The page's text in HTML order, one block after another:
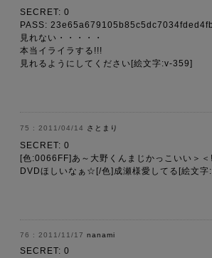
SECRET: 0
PASS:
見れない・・・・・
本当イライラする!!!
見れるようにしてください[絵文字:v-359]
2011/04/14 さとまり
SECRET: 0
[色:0066FF]あ～大野くんまじかっこいい＞＜
DVDほしいなぁ☆[/色]成瀬様愛してる[絵文
2011/11/17 nanami
SECRET: 0